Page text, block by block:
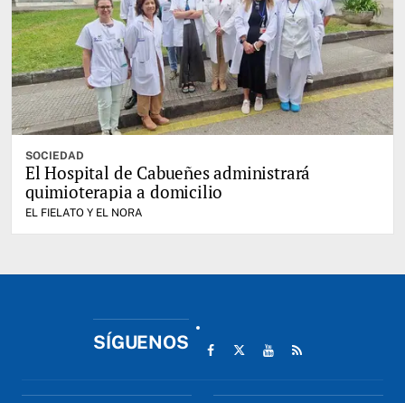
SOCIEDAD
El Hospital de Cabueñes administrará
quimioterapia a domicilio
EL FIELATO Y EL NORA
SÍGUENOS